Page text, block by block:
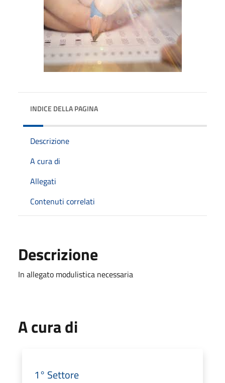
INDICE DELLA PAGINA
Descrizione
A cura di
Allegati
Contenuti correlati
Descrizione
In allegato modulistica necessaria
A cura di
1° Settore